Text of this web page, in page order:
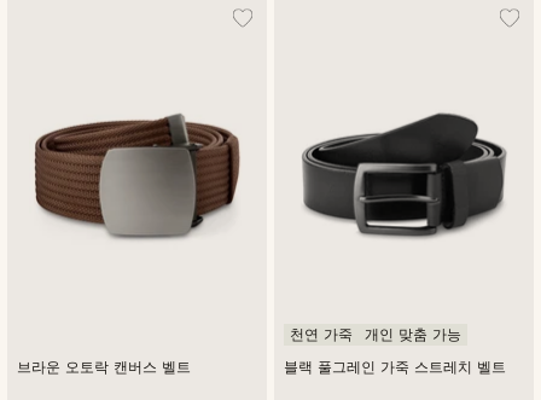
브라운 오토락 캔버스 벨트 블랙 풀그레인 가죽 스트레치 벨트
천연 가죽 개인 맞춤 가능